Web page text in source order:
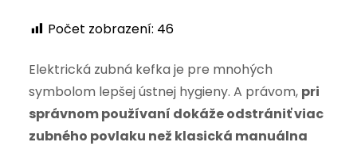
Počet zobrazení: 46
Elektrická zubná kefka je pre mnohých
symbolom lepšej ústnej hygieny. A právom, pri
správnom používaní dokáže odstrániť viac
zubného povlaku než klasická manuálna